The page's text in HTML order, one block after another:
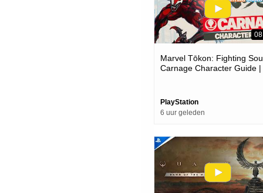
Marvel Tōkon: Fighting
Carnage Character Guide |
PlayStation
6 uur geleden